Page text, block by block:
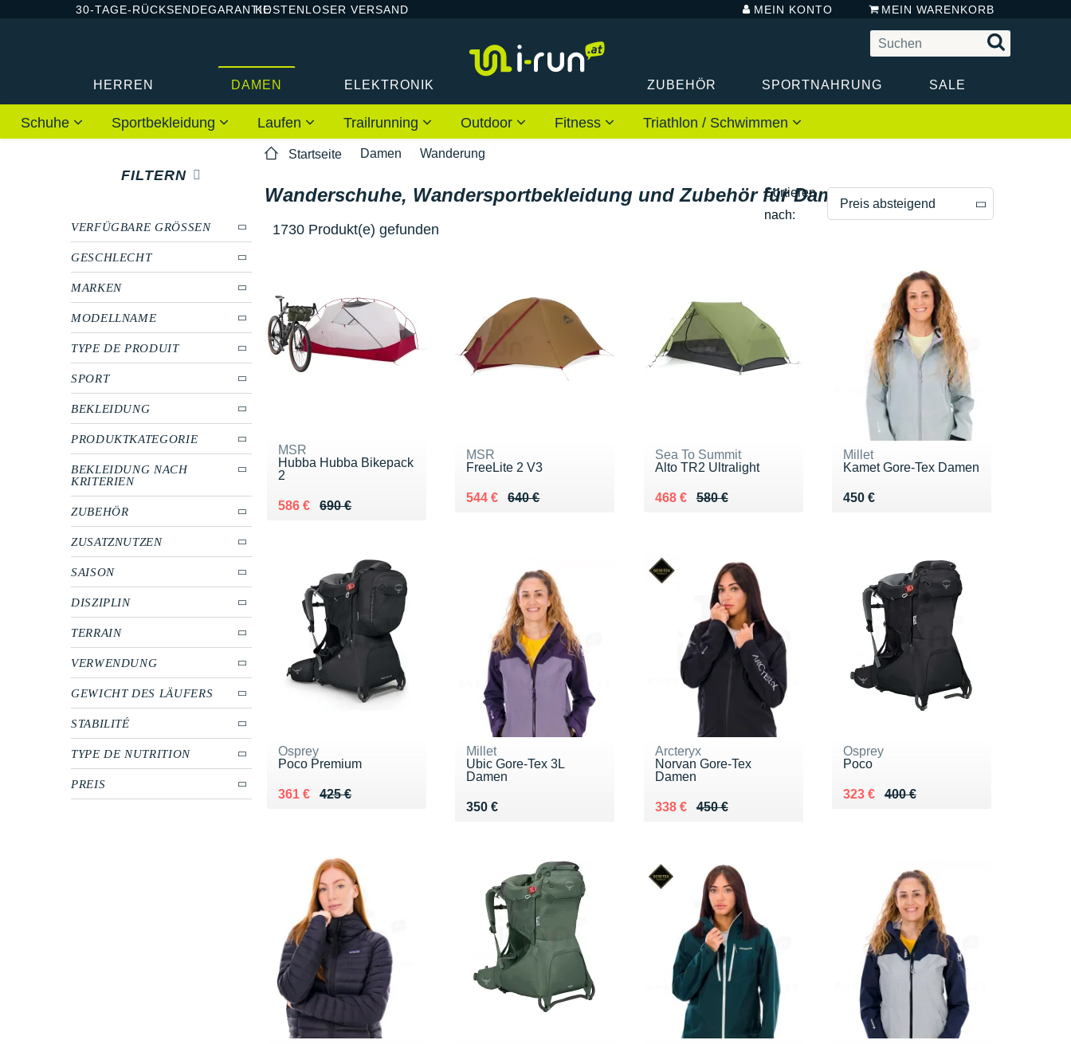
30-TAGE-RÜCKSENDEGARANTIEKOSTENLOSER VERSAND MEIN KONTO MEIN WARENKORB
HERREN DAMEN ELEKTRONIK ZUBEHÖR SPORTNAHRUNG SALE
Schuhe Sportbekleidung Laufen Trailrunning Outdoor Fitness Triathlon / Schwimmen
Startseite Damen Wanderung
FILTERN
VERFÜGBARE GRÖSSEN
GESCHLECHT
MARKEN
MODELLNAME
TYPE DE PRODUIT
SPORT
BEKLEIDUNG
PRODUKTKATEGORIE
BEKLEIDUNG NACH
KRITERIEN
ZUBEHÖR
ZUSATZNUTZEN
SAISON
DISZIPLIN
TERRAIN
VERWENDUNG
GEWICHT DES LÄUFERS
STABILITÉ
TYPE DE NUTRITION
PREIS
Wanderschuhe, Wandersportbekleidung und Zubehör für Damen
1730 Produkt(e) gefunden
Sortieren
nach:
Preis absteigend
Preis aufsteigend
MSR
Hubba Hubba Bikepack
2
690 €
Au lieu de 690 €
586 €
Vendu 586 €
MSR
FreeLite 2 V3
640 €
Au lieu de 640 €
544 €
Vendu 544 €
Sea To Summit
Alto TR2 Ultralight
580 €
Au lieu de 580 €
468 €
Vendu 468 €
Millet
Kamet Gore-Tex Damen
450 €
Vendu 450 €
Osprey
Poco Premium
425 €
Au lieu de 425 €
361 €
Vendu 361 €
Millet
Ubic Gore-Tex 3L
Damen
350 €
Vendu 350 €
Arcteryx
Norvan Gore-Tex
Damen
450 €
Au lieu de 450 €
338 €
Vendu 338 €
Osprey
Poco
400 €
Au lieu de 400 €
323 €
Vendu 323 €